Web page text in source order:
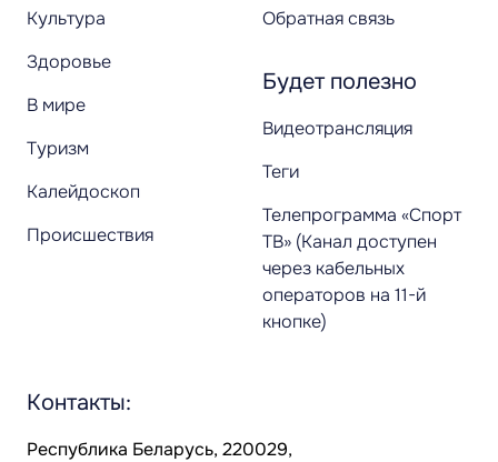
Культура
Здоровье
В мире
Туризм
Калейдоскоп
Происшествия
Обратная связь
Будет полезно
Видеотрансляция
Теги
Телепрограмма «Спорт
ТВ» (Канал доступен
через кабельных
операторов на 11-й
кнопке)
Контакты:
Республика Беларусь, 220029,